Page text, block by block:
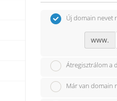
Új domain nevet
www.
Átregisztrálom a
Már van domain